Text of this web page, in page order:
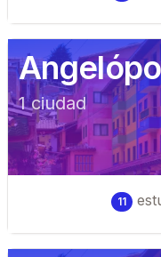
1ciudad
11